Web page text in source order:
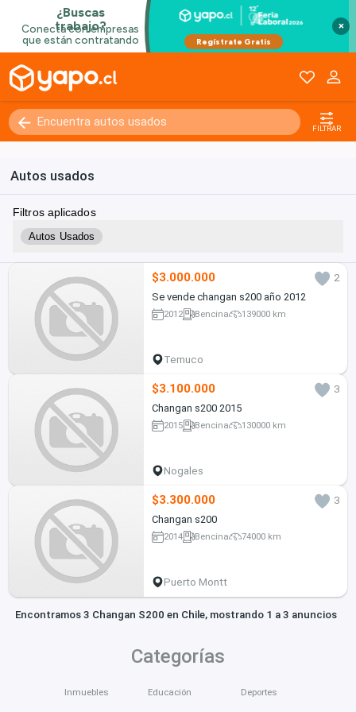
×
FILTRAR
Autos usados
Filtros aplicados
Autos Usados
$3.000.000
2
Se vende changan s200 año 2012
2012 Bencina 139000 km
Temuco
$3.100.000
3
Changan s200 2015
2015 Bencina 130000 km
Nogales
$3.300.000
3
Changan s200
2014 Bencina 74000 km
Puerto Montt
Encontramos 3 Changan S200 en Chile, mostrando 1 a 3 anuncios
Categorías
Inmuebles Educación Deportes